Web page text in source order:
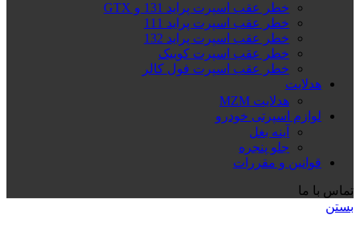
خطر عقب اسپرت پراید 131 و GTX
خطر عقب اسپرت پراید 111
خطر عقب اسپرت پراید 132
خطر عقب اسپرت کوییک
خطر عقب اسپرت فول کالر
هدلایت
هدلایت MZM
لوازم اسپرتی خودرو
آینه بغل
جلو پنجره
قوانین و مقررات
تماس با ما
بستن